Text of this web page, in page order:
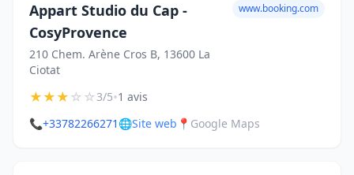
Appart Studio du Cap -
CosyProvence
210 Chem. Arène Cros B, 13600 La
Ciotat
www.booking.com
★★★☆☆3/5•1 avis
📞+33782266271 🌐Site web 📍 Google Maps